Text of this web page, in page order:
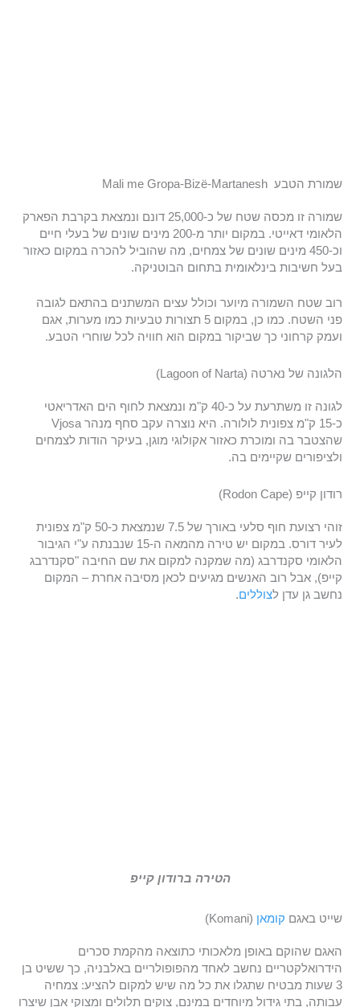
שמורת הטבע Mali me Gropa-Bizë-Martanesh
שמורה זו מכסה שטח של כ-25,000 דונם ונמצאת בקרבת הפארק
הלאומי דאייטי. במקום יותר מ-200 מינים שונים של בעלי חיים
וכ-450 מינים שונים של צמחים, מה שהוביל להכרה במקום כאזור
בעל חשיבות בינלאומית בתחום הבוטניקה.
רוב שטח השמורה מיוער וכולל עצים המשתנים בהתאם לגובה
פני השטח. כמו כן, במקום 5 תצורות טבעיות כמו מערות, אגם
ועמק קרחוני כך שביקור במקום הוא חוויה לכל שוחרי הטבע.
הלגונה של נארטה (Lagoon of Narta)
לגונה זו משתרעת על כ-40 ק"מ ונמצאת לחוף הים האדריאטי
כ-15 ק"מ צפונית לולורה. היא נוצרה עקב סחף מנהר Vjosa
שהצטבר בה ומוכרת כאזור אקולוגי מוגן, בעיקר הודות לצמחים
ולציפורים שקיימים בה.
רודון קייפ (Rodon Cape)
זוהי רצועת חוף סלעי באורך של 7.5 שנמצאת כ-50 ק"מ צפונית
לעיר דורס. במקום יש טירה מהמאה ה-15 שנבנתה ע"י הגיבור
הלאומי סקנדרבג (מה שמקנה למקום את שם החיבה "סקנדרבג
קייפ), אבל רוב האנשים מגיעים לכאן מסיבה אחרת – המקום
נחשב גן עדן לצוללים.
הטירה ברודון קייפ
שייט באגם קומאן (Komani)
האגם שהוקם באופן מלאכותי כתוצאה מהקמת סכרים
הידרואלקטריים נחשב לאחד מהפופולריים באלבניה, כך ששיט בן
3 שעות מבטיח שתגלו את כל מה שיש למקום להציע: צמחיה
עבותה, בתי גידול מיוחדים במינם, צוקים תלולים ומצוקי אבן שיצרו